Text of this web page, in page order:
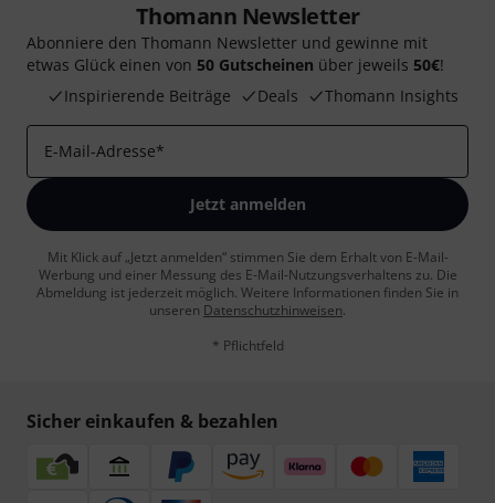
Thomann Newsletter
Abonniere den Thomann Newsletter und gewinne mit
etwas Glück einen von 50 Gutscheinen über jeweils 50€!
Inspirierende Beiträge
Deals Thomann Insights
E-Mail-Adresse*
Jetzt anmelden
Mit Klick auf „Jetzt anmelden“ stimmen Sie dem Erhalt von E-Mail-
Werbung und einer Messung des E-Mail-Nutzungsverhaltens zu. Die
Abmeldung ist jederzeit möglich. Weitere Informationen finden Sie in
unseren Datenschutzhinweisen.
* Pflichtfeld
Sicher einkaufen & bezahlen